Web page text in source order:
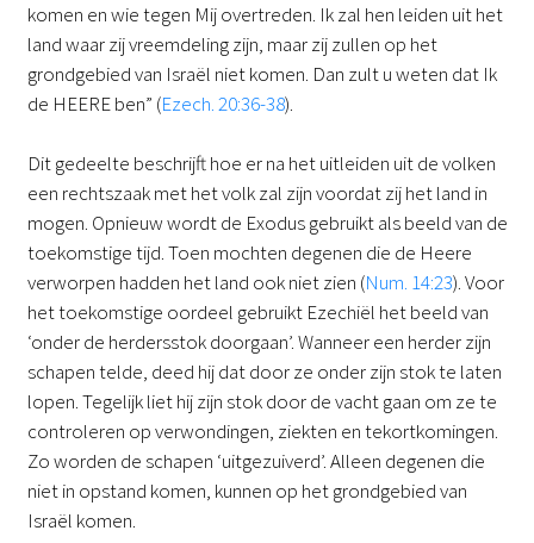
komen en wie tegen Mij overtreden. Ik zal hen leiden uit het
land waar zij vreemdeling zijn, maar zij zullen op het
grondgebied van Israël niet komen. Dan zult u weten dat Ik
de HEERE ben” (Ezech. 20:36-38).
Dit gedeelte beschrijft hoe er na het uitleiden uit de volken
een rechtszaak met het volk zal zijn voordat zij het land in
mogen. Opnieuw wordt de Exodus gebruikt als beeld van de
toekomstige tijd. Toen mochten degenen die de Heere
verworpen hadden het land ook niet zien (Num. 14:23). Voor
het toekomstige oordeel gebruikt Ezechiël het beeld van
‘onder de herdersstok doorgaan’. Wanneer een herder zijn
schapen telde, deed hij dat door ze onder zijn stok te laten
lopen. Tegelijk liet hij zijn stok door de vacht gaan om ze te
controleren op verwondingen, ziekten en tekortkomingen.
Zo worden de schapen ‘uitgezuiverd’. Alleen degenen die
niet in opstand komen, kunnen op het grondgebied van
Israël komen.